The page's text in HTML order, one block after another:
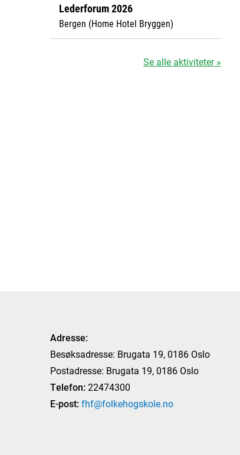
Lederforum 2026
Bergen (Home Hotel Bryggen)
Se alle aktiviteter »
Adresse:
Besøksadresse: Brugata 19, 0186 Oslo
Postadresse: Brugata 19, 0186 Oslo
Telefon: 22474300
E-post: fhf@folkehogskole.no